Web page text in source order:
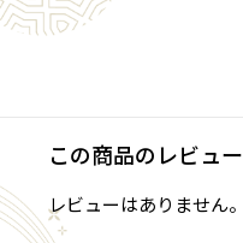
この商品のレビュー
レビューはありません。